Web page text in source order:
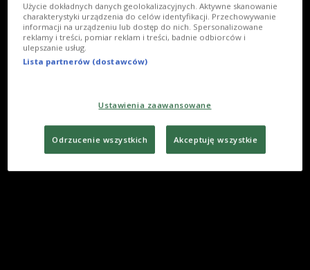
Użycie dokładnych danych geolokalizacyjnych. Aktywne skanowanie
charakterystyki urządzenia do celów identyfikacji. Przechowywanie
informacji na urządzeniu lub dostęp do nich. Spersonalizowane
reklamy i treści, pomiar reklam i treści, badnie odbiorców i
ulepszanie usług.
Lista partnerów (dostawców)
Ustawienia zaawansowane
Odrzucenie wszystkich Akceptuję wszystkie